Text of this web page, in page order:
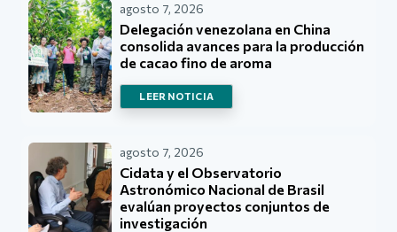
agosto 7, 2026
Delegación venezolana en China
consolida avances para la producción
de cacao fino de aroma
LEER NOTICIA
agosto 7, 2026
Cidata y el Observatorio
Astronómico Nacional de Brasil
evalúan proyectos conjuntos de
investigación